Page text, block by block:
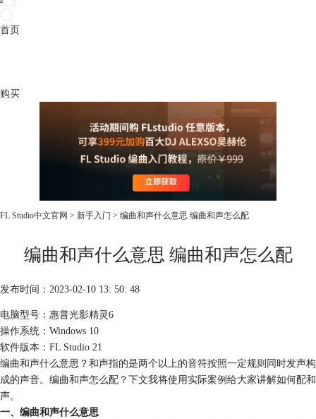
首页
购买
FL Studio中文官网 > 新手入门 > 编曲和声什么意思 编曲和声怎么配
编曲和声什么意思 编曲和声怎么配
发布时间：2023-02-10 13: 50: 48
电脑型号：惠普光影精灵6
操作系统：Windows 10
软件版本：FL Studio 21
编曲和声什么意思？和声指的是两个以上的音符按照一定规则同时发声构
成的声音。编曲和声怎么配？下文我将使用实际案例给大家讲解如何配和
声。
一、编曲和声什么意思